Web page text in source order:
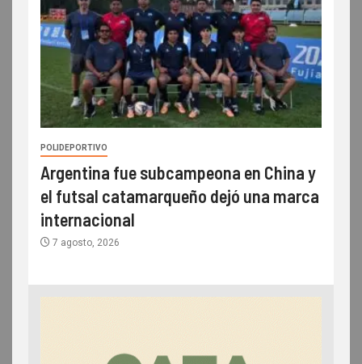
POLIDEPORTIVO
Argentina fue subcampeona en China y
el futsal catamarqueño dejó una marca
internacional
7 agosto, 2026